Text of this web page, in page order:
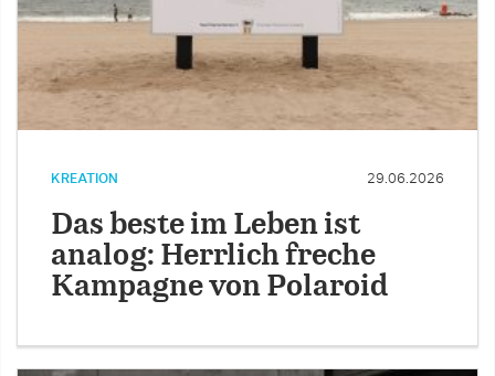
KREATION 29.06.2026
Das beste im Leben ist
analog: Herrlich freche
Kampagne von Polaroid